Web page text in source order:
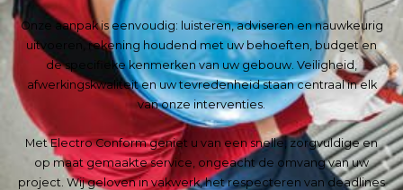
Onze aanpak is eenvoudig: luisteren, adviseren en nauwkeurig
uitvoeren, rekening houdend met uw behoeften, budget en
de specifieke kenmerken van uw gebouw. Veiligheid,
afwerkingskwaliteit en uw tevredenheid staan centraal in elk
van onze interventies.
Met Electro Conform geniet u van een snelle, zorgvuldige en
op maat gemaakte service, ongeacht de omvang van uw
project. Wij geloven in vakwerk, het respecteren van deadlines